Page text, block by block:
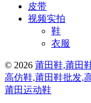
皮带
视频实拍
鞋
衣服
© 2026 莆田鞋,莆田
高仿鞋,莆田鞋批发,
莆田运动鞋